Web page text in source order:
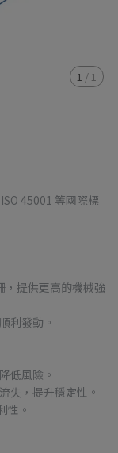
1 / 1
45001 等國際標
提供更高的機械強
利發動。
低風險。
失，提升穩定性。
性。